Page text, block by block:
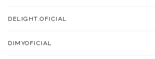
DELIGHT.OFICIAL
DIMYOFICIAL